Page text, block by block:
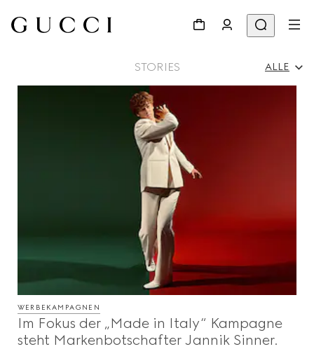
STORIES ALLE
Persönlichkeiten & Events
Beauty
WERBEKAMPAGNEN
Im Fokus der „Made in Italy“ Kampagne
steht Markenbotschafter Jannik Sinner.